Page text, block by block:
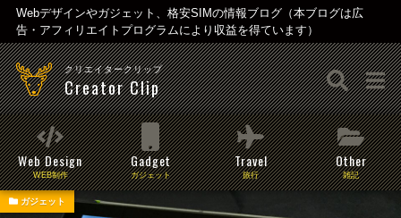
Webデザインやガジェット、格安SIMの情報ブログ（本ブログは広
告・アフィリエイトプログラムにより収益を得ています）
クリエイタークリップ
Creator Clip
Web Design
WEB制作
Gadget
ガジェット
Travel
旅行
Other
雑記
ガジェット